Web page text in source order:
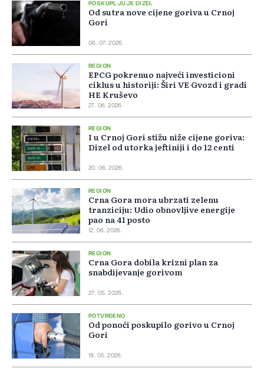
POSKUPLJUJE DIZEL
Od sutra nove cijene goriva u Crnoj
Gori
06. 07. 2026.
REGION
EPCG pokrenuo najveći investicioni
ciklus u historiji: Širi VE Gvozd i gradi
HE Kruševo
27. 06. 2026.
REGION
I u Crnoj Gori stižu niže cijene goriva:
Dizel od utorka jeftiniji i do 12 centi
20. 06. 2026.
REGION
Crna Gora mora ubrzati zelenu
tranziciju: Udio obnovljive energije
pao na 41 posto
12. 06. 2026.
REGION
Crna Gora dobila krizni plan za
snabdijevanje gorivom
27. 05. 2026.
POTVRĐENO
Od ponoći poskupilo gorivo u Crnoj
Gori
19. 05. 2026.